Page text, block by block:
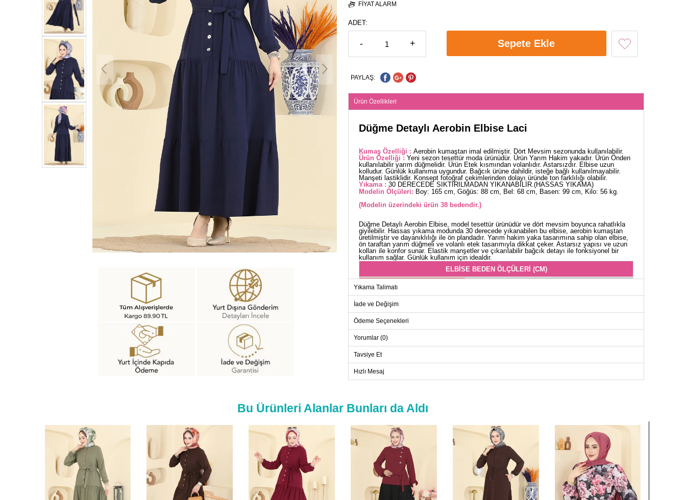
FIYAT ALARM
ADET:
- + Sepete Ekle
PAYLAŞ:
Ürün Özellikleri
Düğme Detaylı Aerobin Elbise Laci
Kumaş Özelliği : Aerobin kumaştan imal edilmiştir. Dört Mevsim sezonunda kullanılabilir.
Ürün Özelliği : Yeni sezon tesettür moda ürünüdür. Ürün Yarım Hakim yakadır. Ürün Önden
kullanılabilir yarım düğmelidir. Ürün Etek kısmından volanlıdır. Astarsızdır. Elbise uzun
kolludur. Günlük kullanıma uygundur. Bağcık ürüne dahildir, isteğe bağlı kullanılmayabilir.
Manşeti lastiklidir. Konsept fotoğraf çekimlerinden dolayı üründe ton farklılığı olabilir.
Yıkama : 30 DERECEDE SIKTIRILMADAN YIKANABİLİR.(HASSAS YIKAMA)
Modelin Ölçüleri: Boy: 165 cm, Göğüs: 88 cm, Bel: 68 cm, Basen: 99 cm, Kilo: 56 kg.
(Modelin üzerindeki ürün 38 bedendir.)
Düğme Detaylı Aerobin Elbise, model tesettür ürünüdür ve dört mevsim boyunca rahatlıkla
giyilebilir. Hassas yıkama modunda 30 derecede yıkanabilen bu elbise, aerobin kumaştan
üretilmiştir ve dayanıklılığı ile ön plandadır. Yarım hakim yaka tasarımına sahip olan elbise,
ön taraftan yarım düğmeli ve volanlı etek tasarımıyla dikkat çeker. Astarsız yapısı ve uzun
kolları ile konfor sunar. Elastik manşetler ve çıkarılabilir bağcık detayı ile fonksiyonel bir
kullanım sağlar. Günlük kullanım için idealdir.
ELBİSE BEDEN ÖLÇÜLERİ (CM)
38
96
133
40
98
133
48
114
133
Yıkama Talimatı
İade ve Değişim
Ödeme Seçenekleri
Yorumlar (0)
Tavsiye Et
Hızlı Mesaj
Bu Ürünleri Alanlar Bunları da Aldı